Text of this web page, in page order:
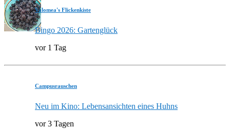
Valomea's Flickenkiste
Bingo 2026: Gartenglück
vor 1 Tag
Campusrauschen
Neu im Kino: Lebensansichten eines Huhns
vor 3 Tagen